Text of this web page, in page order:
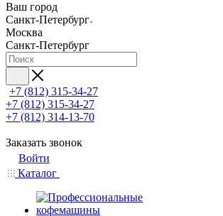
Ваш город
Санкт-Петербург
Москва
Санкт-Петербург
+7 (812) 315-34-27
+7 (812) 315-34-27
+7 (812) 314-13-70
Заказать звонок
Войти
Каталог